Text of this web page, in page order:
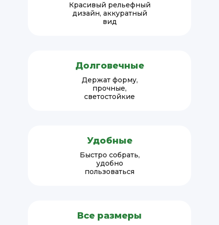
Красивый рельефный
дизайн, аккуратный
вид
Долговечные
Держат форму,
прочные,
светостойкие
Удобные
Быстро собрать,
удобно
пользоваться
Все размеры